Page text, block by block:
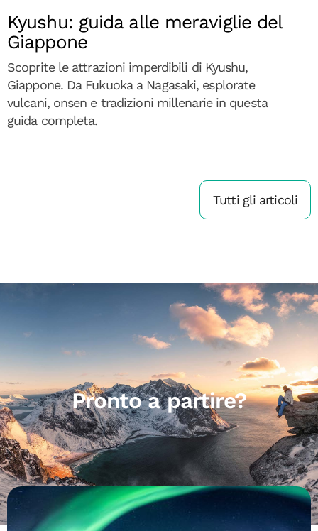
Kyushu: guida alle meraviglie del
Giappone
Scoprite le attrazioni imperdibili di Kyushu,
Giappone. Da Fukuoka a Nagasaki, esplorate
vulcani, onsen e tradizioni millenarie in questa
guida completa.
Tutti gli articoli
Pronto a partire?